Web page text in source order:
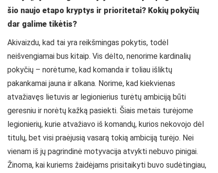
šio naujo etapo kryptys ir prioritetai? Kokių pokyčių
dar galime tikėtis?
Akivaizdu, kad tai yra reikšmingas pokytis, todėl
neišvengiamai bus kitaip. Vis dėlto, nenorime kardinalių
pokyčių – norėtume, kad komanda ir toliau išliktų
pakankamai jauna ir alkana. Norime, kad kiekvienas
atvažiavęs lietuvis ar legionierius turėtų ambiciją būti
geresniu ir norėtų kažką pasiekti. Šiais metais turėjome
legionierių, kurie atvažiavo iš komandų, kurios nekovojo dėl
titulų, bet visi praėjusią vasarą tokią ambiciją turėjo. Nei
vienam iš jų pagrindinė motyvacija atvykti nebuvo pinigai.
Žinoma, kai kuriems žaidėjams prisitaikyti buvo sudėtingiau,